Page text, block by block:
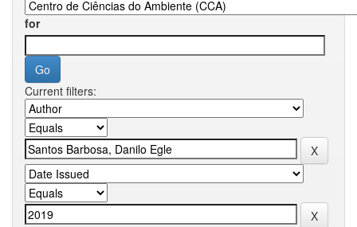
for
Current filters: